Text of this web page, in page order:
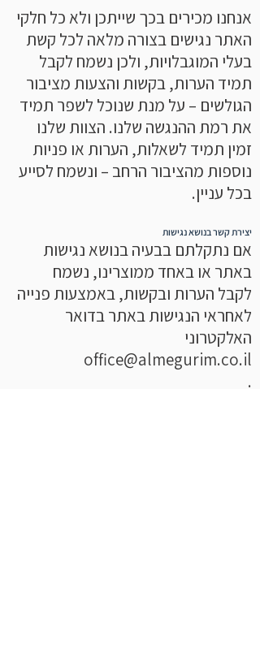
אנחנו מכירים בכך שייתכן ולא כל חלקי
האתר נגישים בצורה מלאה לכל קשת
בעלי המוגבלויות, ולכן נשמח לקבל
תמיד הערות, בקשות והצעות מציבור
הגולשים – על מנת שנוכל לשפר תמיד
את רמת ההנגשה שלנו. הצוות שלנו
זמין תמיד לשאלות, הערות או פניות
נוספות מהציבור הרחב – ונשמח לסייע
בכל עניין.
יצירת קשר בנושא נגישות
אם נתקלתם בבעיה בנושא נגישות
באתר או באחד ממוצרינו, נשמח
לקבל הערות ובקשות, באמצעות פנייה
לאחראי הנגישות באתר בדואר
האלקטרוני
office@almegurim.co.il
.